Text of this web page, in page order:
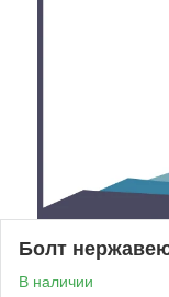
Болт
В наличии